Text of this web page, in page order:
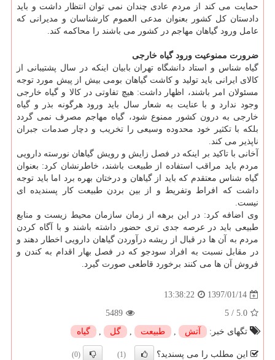
حمایت می كند از مردم عادی چندان نمی توان انتظار داشت و باید
دادستان كل كشور بعنوان مدعی العموم كارشناسان و مدیرانی كه
عامل ورود گیاهان مهاجم در كشور می باشند را محاكمه كند.
ضرورت ممنوعیت ورود گیاه خارجی
گیاه شناس و استاد دانشگاه تهران بابیان اینكه در سال پشتیبانی از
كالای ایرانی باید تولید و كاشت گیاهان بومی بیش از پیش مورد توجه
مسئولان امر باشند، اظهار داشت: هیچ تفاوتی در كالا و گیاه خارجی
وجود ندارد و با عنایت به شعار سال باید ورود هرگونه بذر و گیاه
خارجی به درون كشور ممنوع شود، گیاه مهاجم مصرف نمی گردد
بلكه با تكثیر خود محدوده وسیعی را تخریب و دچار صدمات جبران
ناپذیر می كند.
آخانی با تاكید بر اینكه در فصل زایش و رویش گیاهان نورسته دارویی
مردم باید مراقب استفاده از طبیعت باشند، خاطرنشان كرد: بعنوان
گیاه شناس معتقدم كه باید از گیاهان و درختان بهره برد اما باید توجه
داشت كه افراط وتفریط و از بین بردن طبیعت كار پسندیده ای
نیست.
وی اضافه كرد: در این برهه از زمان سازمان محیط زیست و منابع
طبیعی باید در عرصه جدی تری حضور داشته باشند و با آگاه كردن
مردم به آن ها در قبال از ریشه درآوردن گیاهان دارویی اخطار دهند و
در مقابل نسبت به افراد سودجو كه در فصل بهار اقدام به كندن و
فروش آن ها می كنند برخورد قاطعی صورت گیرد.
1397/01/14
13:38:22
5.0
/
5
5489
تگهای خبر:
آتش , طبیعت , گل , گیاه
این مطلب را می پسندید؟ (1)
(0)